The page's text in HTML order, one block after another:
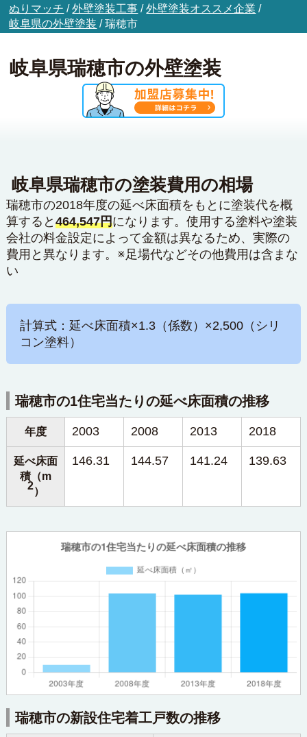
ぬりマッチ /外壁塗装工事 /外壁塗装オススメ企業 /
岐阜県の外壁塗装 /瑞穂市
岐阜県瑞穂市の外壁塗装
岐阜県瑞穂市の塗装費用の相場
瑞穂市の2018年度の延べ床面積をもとに塗装代を概
算すると 464,547円になります。使用する塗料や塗装
会社の料金設定によって金額は異なるため、実際の
費用と異なります。※足場代などその他費用は含まな
い
計算式：延べ床面積×1.3（係数）×2,500（シリ
コン塗料）
瑞穂市の1住宅当たりの延べ床面積の推移
年度 2003 2008 2013 2018
延べ床面
積（m
2）
146.31 144.57 141.24 139.63
瑞穂市の新設住宅着工戸数の推移